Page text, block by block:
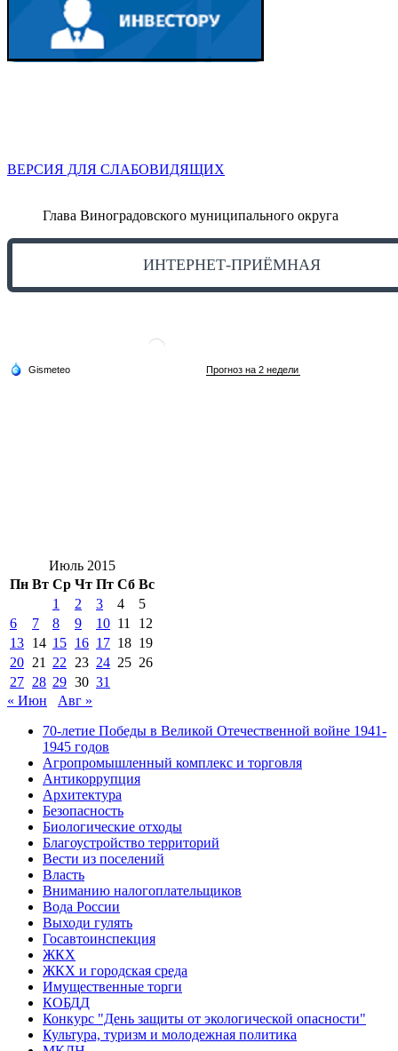
ВЕРСИЯ ДЛЯ СЛАБОВИДЯЩИХ
Глава Виноградовского муниципального округа
ИНТЕРНЕТ-ПРИЁМНАЯ
Июль 2015
Пн Вт Ср Чт Пт Сб Вс
1
2 3 4
5
6
7 8 9 10 11
12
13 14 15 16 17 18 19
20 21 22 23 24 25 26
27 28 29 30 31
« Июн
Авг »
70-летие Победы в Великой Отечественной войне 1941-
1945 годов
Агропромышленный комплекс и торговля
Антикоррупция
Архитектура
Безопасность
Биологические отходы
Благоустройство территорий
Вести из поселений
Власть
Вниманию налогоплательщиков
Вода России
Выходи гулять
Госавтоинспекция
ЖКХ
ЖКХ и городская среда
Имущественные торги
КОБДД
Конкурс "День защиты от экологической опасности"
Культура, туризм и молодежная политика